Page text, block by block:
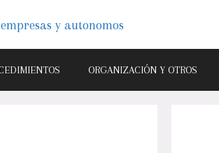
ORGANIZACIÓN Y OTROS